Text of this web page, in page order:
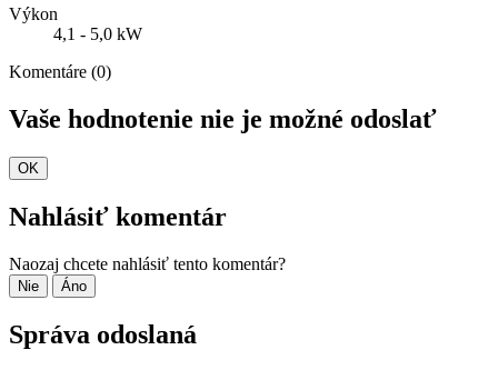
Výkon
4,1 - 5,0 kW
Komentáre (0)
Vaše hodnotenie nie je možné odoslať
OK
Nahlásiť komentár
Naozaj chcete nahlásiť tento komentár?
Nie Áno
Správa odoslaná